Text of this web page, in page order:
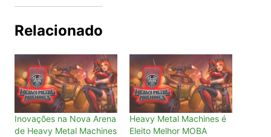
Relacionado
Inovações na Nova Arena
de Heavy Metal Machines
Heavy Metal Machines é
Eleito Melhor MOBA